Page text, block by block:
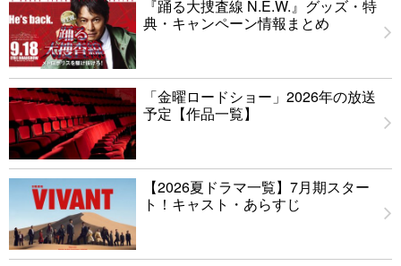
『踊る大捜査線 N.E.W.』グッズ・特
典・キャンペーン情報まとめ
「金曜ロードショー」2026年の放送
予定【作品一覧】
【2026夏ドラマ一覧】7月期スター
ト！キャスト・あらすじ